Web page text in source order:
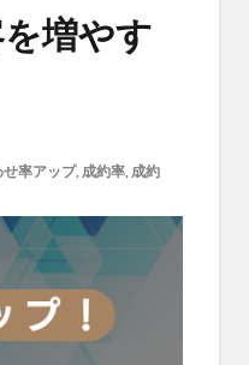
増やす
せ率アップ, 成約率, 成約